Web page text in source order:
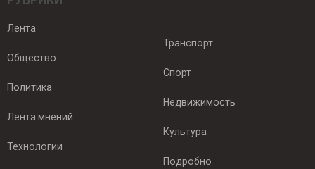
Лента
Общество
Политика
Лента мнений
Технологии
Транспорт
Спорт
Недвижимость
Культура
Подробно